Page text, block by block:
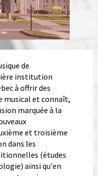
de
institution
à offrir des
musical et connaît,
marquée à la
et troisième
dans les
(études
ainsi qu'en